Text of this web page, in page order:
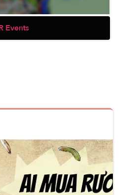
of Southern Vietnam" @
Events